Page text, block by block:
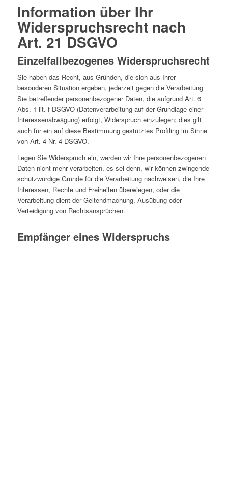
Information über Ihr
Widerspruchsrecht nach
Art. 21 DSGVO
Einzelfallbezogenes Widerspruchsrecht
Sie haben das Recht, aus Gründen, die sich aus Ihrer
besonderen Situation ergeben, jederzeit gegen die Verarbeitung
Sie betreffender personenbezogener Daten, die aufgrund Art. 6
Abs. 1 lit. f DSGVO (Datenverarbeitung auf der Grundlage einer
Interessenabwägung) erfolgt, Widerspruch einzulegen; dies gilt
auch für ein auf diese Bestimmung gestütztes Profiling im Sinne
von Art. 4 Nr. 4 DSGVO.
Legen Sie Widerspruch ein, werden wir Ihre personenbezogenen
Daten nicht mehr verarbeiten, es sei denn, wir können zwingende
schutzwürdige Gründe für die Verarbeitung nachweisen, die Ihre
Interessen, Rechte und Freiheiten überwiegen, oder die
Verarbeitung dient der Geltendmachung, Ausübung oder
Verteidigung von Rechtsansprüchen.
Empfänger eines Widerspruchs